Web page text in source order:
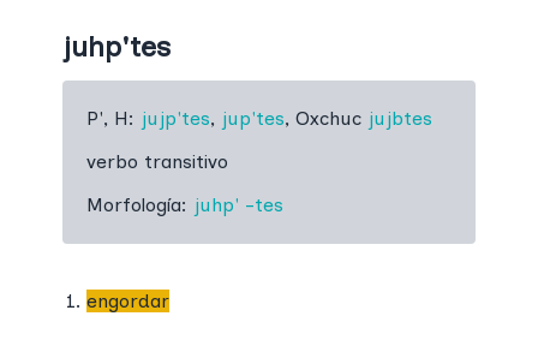
juhp'tes
P', H: jujp'tes, jup'tes, Oxchuc jujbtes
verbo transitivo
Morfología: juhp' -tes
engordar